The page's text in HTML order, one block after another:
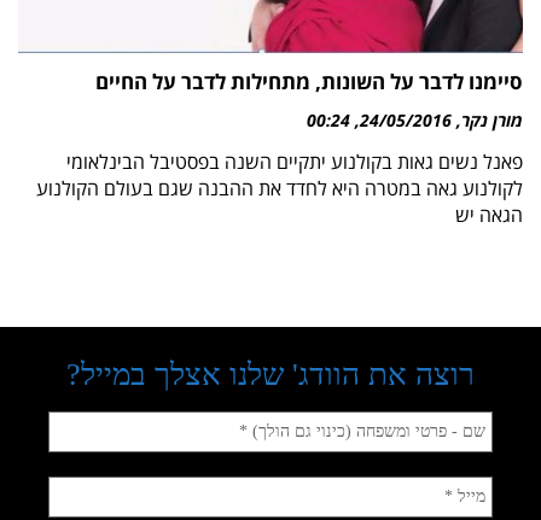
סיימנו לדבר על השונות, מתחילות לדבר על החיים
מורן נקר 24/05/2016
00:24
פאנל נשים גאות בקולנוע יתקיים השנה בפסטיבל הבינלאומי
לקולנוע גאה במטרה היא לחדד את ההבנה שגם בעולם הקולנוע
הגאה יש